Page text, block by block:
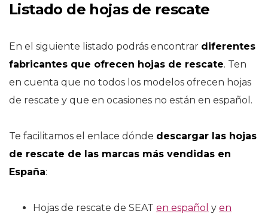
Listado de hojas de rescate
En el siguiente listado podrás encontrar diferentes
fabricantes que ofrecen hojas de rescate. Ten
en cuenta que no todos los modelos ofrecen hojas
de rescate y que en ocasiones no están en español.
Te facilitamos el enlace dónde descargar las hojas
de rescate de las marcas más vendidas en
España:
Hojas de rescate de SEAT en español y en